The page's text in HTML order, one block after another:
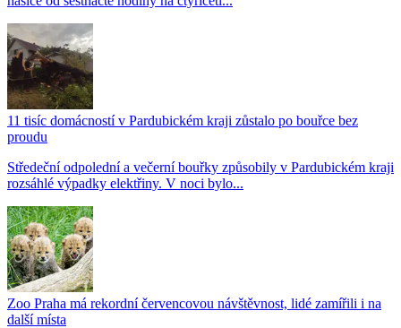
11 tisíc domácností v Pardubickém kraji zůstalo po bouřce bez
proudu
Středeční odpolední a večerní bouřky způsobily v Pardubickém kraji
rozsáhlé výpadky elektřiny. V noci bylo...
Zoo Praha má rekordní červencovou návštěvnost, lidé zamířili i na
další místa